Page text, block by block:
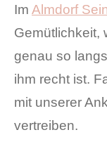
Im Almdorf
Gemütlichkeit,
genau so
ihm recht ist.
mit unserer
vertreiben.